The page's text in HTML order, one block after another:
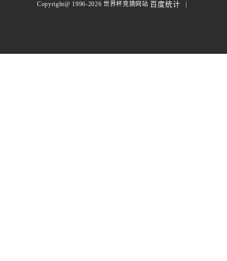
Copyright@ 1996-2026 世界杯竞猜网站 百度统计